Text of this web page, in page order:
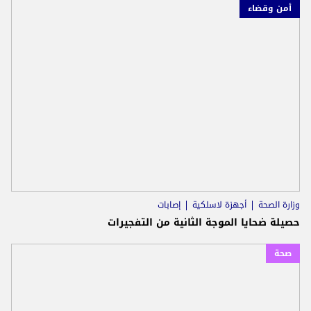
أمن وقضاء
وزارة الصحة أجهزة لاسلكية إصابات
حصيلة ضحايا الموجة الثانية من التفجيرات
صحة